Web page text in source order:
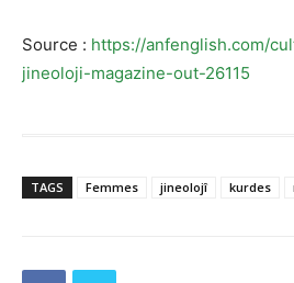
Source : https://anfenglish.com/
jineoloji-magazine-out-26115
TAGS Femmes jineolojî kurdes